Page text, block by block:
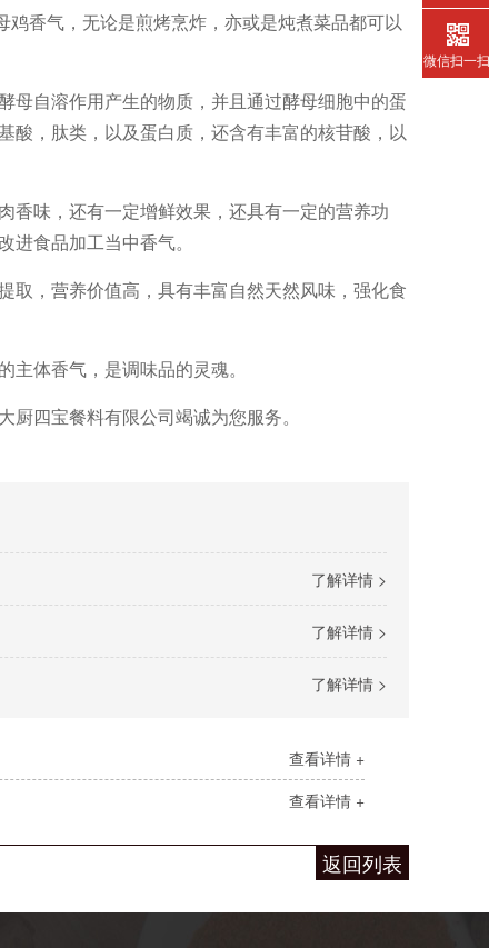
鸡香气，无论是煎烤烹炸，亦或是炖煮菜品都可以
母自溶作用产生的物质，并且通过酵母细胞中的蛋
酸，肽类，以及蛋白质，还含有丰富的核苷酸，以
香味，还有一定增鲜效果，还具有一定的营养功
食品加工当中香气。
取，营养价值高，具有丰富自然天然风味，强化食
体香气，是调味品的灵魂。
四宝餐料有限公司竭诚为您服务。
了解详情 >
了解详情 >
了解详情 >
查看详情 +
查看详情 +
返回列表
微信扫一扫